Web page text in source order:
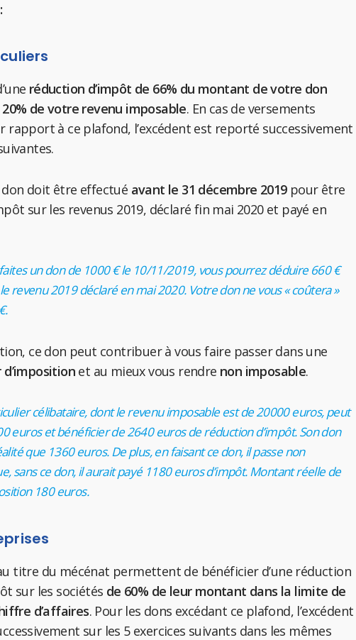
réduction d’impôt de 66% du montant de votre don
de votre revenu imposable. En cas de versements
rapport à ce plafond, l’excédent est reporté successivement
doit être effectué avant le 31 décembre 2019pour être
sur les revenus 2019, déclaré fin mai 2020 et payé en
un don de 1000 € le 10/11/2019, vous pourrez déduire 660 €
revenu 2019 déclaré en mai 2020. Votre don ne vous « coûtera »
ce don peut contribuer à vous faire passer dans une
et au mieux vous rendre non imposable.
célibataire, dont le revenu imposable est de 20000 euros, peut
euros et bénéficier de 2640 euros de réduction d’impôt. Son don
que 1360 euros. De plus, en faisant ce don, il passe non
sans ce don, il aurait payé 1180 euros d’impôt. Montant réelle de
180 euros.
titre du mécénat permettent de bénéficier d’une réduction
sur les sociétés de 60% de leur montant dans la limite de
d’affaires. Pour les dons excédant ce plafond, l’excédent
sur les 5 exercices suivants dans les mêmes